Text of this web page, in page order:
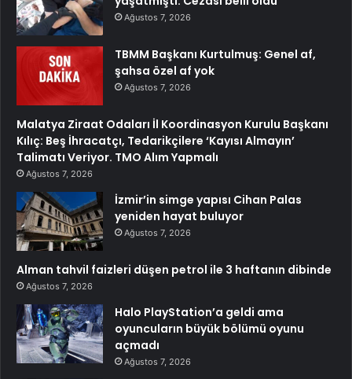
Ağustos 7, 2026
TBMM Başkanı Kurtulmuş: Genel af,
şahsa özel af yok
Ağustos 7, 2026
Malatya Ziraat Odaları İl Koordinasyon Kurulu Başkanı
Kılıç: Beş İhracatçı, Tedarikçilere ‘Kayısı Almayın’
Talimatı Veriyor. TMO Alım Yapmalı
Ağustos 7, 2026
İzmir’in simge yapısı Cihan Palas
yeniden hayat buluyor
Ağustos 7, 2026
Alman tahvil faizleri düşen petrol ile 3 haftanın dibinde
Ağustos 7, 2026
Halo PlayStation’a geldi ama
oyuncuların büyük bölümü oyunu
açmadı
Ağustos 7, 2026